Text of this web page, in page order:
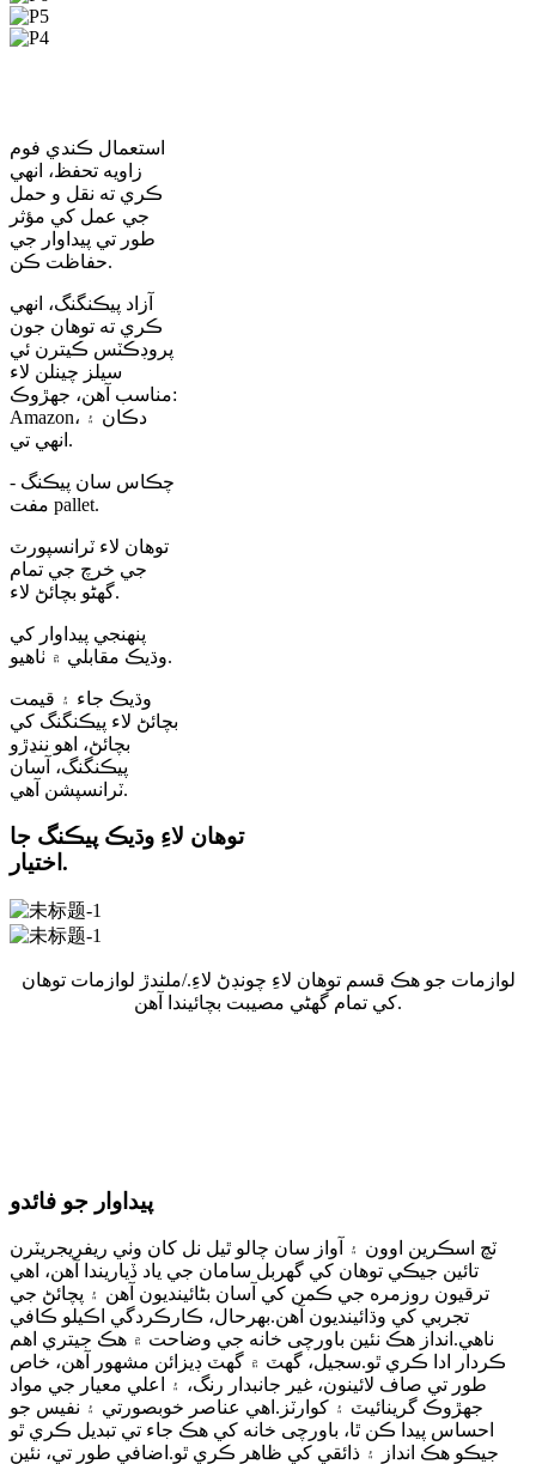
استعمال ڪندي فوم
زاويه تحفظ، انهي
ڪري ته نقل و حمل
جي عمل کي مؤثر
طور تي پيداوار جي
حفاظت ڪن.
آزاد پيڪنگنگ، انهي
ڪري ته توهان جون
پروڊڪٽس ڪيترن ئي
سيلز چينلن لاء
مناسب آهن، جهڙوڪ:
Amazon، دڪان ۽
انهي تي.
چڪاس سان پيڪنگ -
مفت pallet.
توهان لاء ٽرانسپورٽ
جي خرچ جي تمام
گهڻو بچائڻ لاء.
پنهنجي پيداوار کي
وڌيڪ مقابلي ۾ ٺاهيو.
وڌيڪ جاء ۽ قيمت
بچائڻ لاء پيڪنگنگ کي
بچائڻ، اهو ننڍڙو
پيڪنگنگ، آسان
ٽرانسپشن آهي.
توھان لاءِ وڌيڪ پيڪنگ جا
اختيار.
لوازمات جو هڪ قسم توهان لاءِ چونڊڻ لاءِ./ملندڙ لوازمات توهان
کي تمام گهڻي مصيبت بچائيندا آهن.
پيداوار جو فائدو
ٽچ اسڪرين اوون ۽ آواز سان چالو ٿيل نل کان وٺي ريفريجريٽرن
تائين جيڪي توهان کي گهربل سامان جي ياد ڏياريندا آهن، اهي
ترقيون روزمره جي ڪمن کي آسان بڻائينديون آهن ۽ پچائڻ جي
تجربي کي وڌائينديون آهن.بهرحال، ڪارڪردگي اڪيلو ڪافي
ناهي.انداز هڪ نئين باورچی خانه جي وضاحت ۾ هڪ جيتري اهم
ڪردار ادا ڪري ٿو.سجيل، گهٽ ۾ گهٽ ڊيزائن مشهور آهن، خاص
طور تي صاف لائينون، غير جانبدار رنگ، ۽ اعلي معيار جي مواد
جهڙوڪ گرينائيٽ ۽ کوارٽز.اهي عناصر خوبصورتي ۽ نفيس جو
احساس پيدا ڪن ٿا، باورچی خانه کي هڪ جاء تي تبديل ڪري ٿو
جيڪو هڪ انداز ۽ ذائقي کي ظاهر ڪري ٿو.اضافي طور تي، نئين